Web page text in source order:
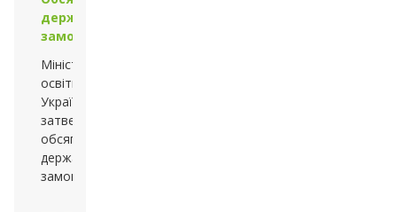
державного
замовлення
Міністерством
освіти і науки
України
затверджено
обсяг
державного
замовлення